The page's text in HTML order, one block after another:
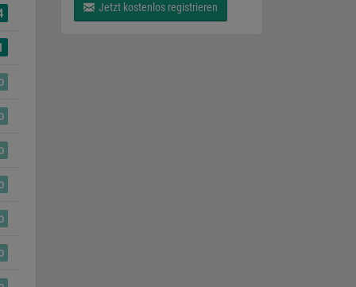
Jetzt kostenlos registrieren